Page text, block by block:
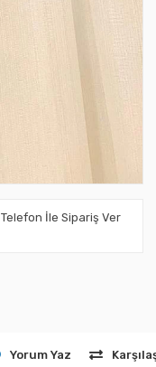
Telefon İle Sipariş Ver
Yorum Yaz